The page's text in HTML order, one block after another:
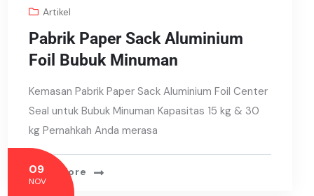
Artikel
Pabrik Paper Sack Aluminium
Foil Bubuk Minuman
Kemasan Pabrik Paper Sack Aluminium Foil Center
Seal untuk Bubuk Minuman Kapasitas 15 kg & 30
kg Pernahkah Anda merasa
Read More
09
NOV